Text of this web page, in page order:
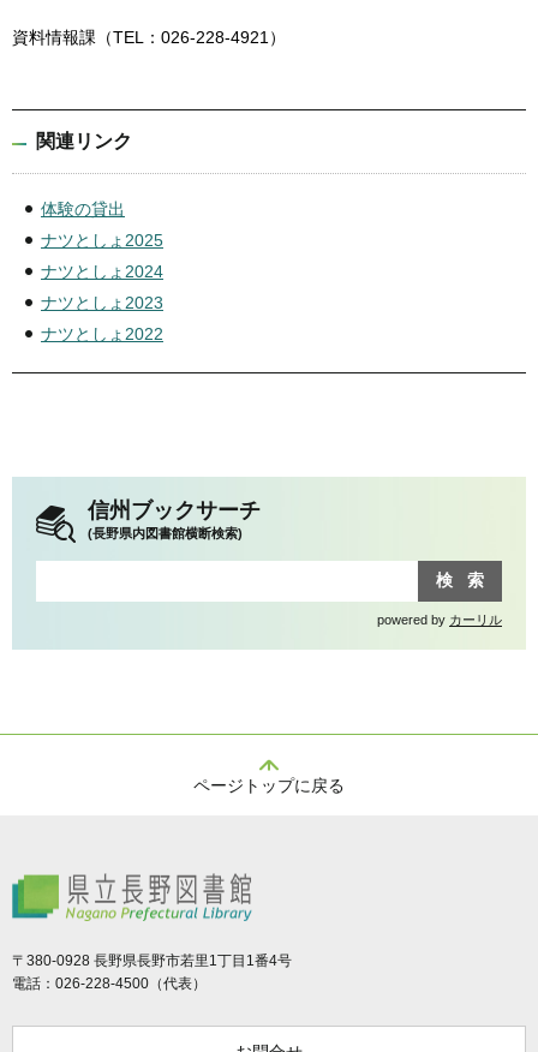
資料情報課（TEL：026-228-4921）
関連リンク
体験の貸出
ナツとしょ2025
ナツとしょ2024
ナツとしょ2023
ナツとしょ2022
信州ブックサーチ
(長野県内図書館横断検索)
powered by カーリル
ページトップに戻る
県立長野図書館
〒380-0928 長野県長野市若里1丁目1番4号
電話：026-228-4500（代表）